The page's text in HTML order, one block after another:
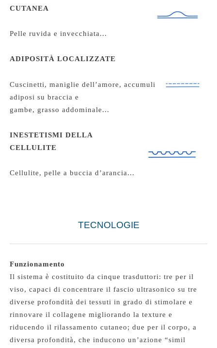
CUTANEA
Pelle ruvida e invecchiata...
ADIPOSITÀ LOCALIZZATE
Cuscinetti, maniglie dell’amore, accumuli
adiposi su braccia e
gambe, grasso addominale...
INESTETISMI DELLA
CELLULITE
Cellulite, pelle a buccia d’arancia...
TECNOLOGIE
Funzionamento
Il sistema è costituito da cinque trasduttori: tre per il
viso, capaci di concentrare il fascio ultrasonico su tre
diverse profondità dei tessuti in grado di stimolare e
rinnovare il collagene migliorando la texture e
riducendo il rilassamento cutaneo; due per il corpo, a
diversa profondità, che inducono un’azione “simil